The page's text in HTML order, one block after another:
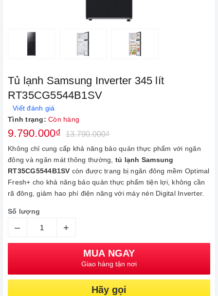
Tủ lạnh Samsung Inverter 345 lít
RT35CG5544B1SV
Viết đánh giá
Tình trạng: Còn hàng
9.790.000₫ 13.790.000₫
Không chỉ cung cấp khả năng bảo quản thực phẩm với ngăn
đông và ngăn mát thông thường, tủ lạnh Samsung
RT35CG5544B1SV còn được trang bị ngăn đông mềm Optimal
Fresh+ cho khả năng bảo quản thực phẩm tiện lợi, không cần
rã đông, giảm hao phí điện năng với máy nén Digital Inverter.
Số lượng
– +
MUA NGAY
Giao hàng tận nơi
Hãy gọi